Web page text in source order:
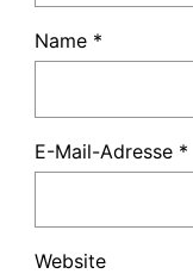
Name *
E-Mail-Adresse *
Website